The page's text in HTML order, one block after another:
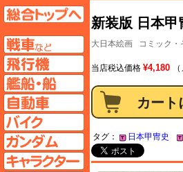
新装版 日本
大日本絵画 コミック
当店税込価格 ¥4,180
タグ： 日本甲冑史
AFV
自動車ページへ
バイクページへ
ガンダムページへ
キャラクターページへ